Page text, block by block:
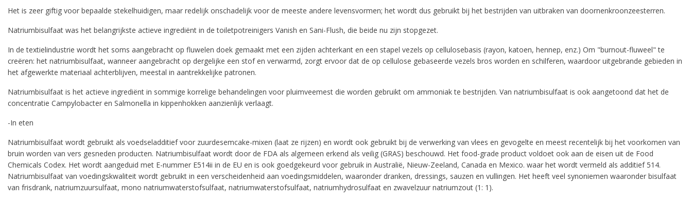
Het is zeer giftig voor bepaalde stekelhuidigen, maar redelijk onschadelijk voor de meeste andere levensvormen; het wordt dus gebruikt bij het bestrijden van uitbraken van doornenkroonzeesterren.
Natriumbisulfaat was het belangrijkste actieve ingrediënt in de toiletpotreinigers Vanish en Sani-Flush, die beide nu zijn stopgezet.
In de textielindustrie wordt het soms aangebracht op fluwelen doek gemaakt met een zijden achterkant en een stapel vezels op cellulosebasis (rayon, katoen, hennep, enz.) Om "burnout-fluweel" te
creëren: het natriumbisulfaat, wanneer aangebracht op dergelijke een stof en verwarmd, zorgt ervoor dat de op cellulose gebaseerde vezels bros worden en schilferen, waardoor uitgebrande gebieden in
het afgewerkte materiaal achterblijven, meestal in aantrekkelijke patronen.
Natriumbisulfaat is het actieve ingrediënt in sommige korrelige behandelingen voor pluimveemest die worden gebruikt om ammoniak te bestrijden. Van natriumbisulfaat is ook aangetoond dat het de
concentratie Campylobacter en Salmonella in kippenhokken aanzienlijk verlaagt.
-In eten
Natriumbisulfaat wordt gebruikt als voedseladditief voor zuurdesemcake-mixen (laat ze rijzen) en wordt ook gebruikt bij de verwerking van vlees en gevogelte en meest recentelijk bij het voorkomen van
bruin worden van vers gesneden producten. Natriumbisulfaat wordt door de FDA als algemeen erkend als veilig (GRAS) beschouwd. Het food-grade product voldoet ook aan de eisen uit de Food
Chemicals Codex. Het wordt aangeduid met E-nummer E514ii in de EU en is ook goedgekeurd voor gebruik in Australië, Nieuw-Zeeland, Canada en Mexico. waar het wordt vermeld als additief 514.
Natriumbisulfaat van voedingskwaliteit wordt gebruikt in een verscheidenheid aan voedingsmiddelen, waaronder dranken, dressings, sauzen en vullingen. Het heeft veel synoniemen waaronder bisulfaat
van frisdrank, natriumzuursulfaat, mono natriumwaterstofsulfaat, natriumwaterstofsulfaat, natriumhydrosulfaat en zwavelzuur natriumzout (1: 1).
10% discount on your next order
Sign up for our newsletter to stay informed about our new
products, and receive a 10% discount on your next purchase for all
chemical products from our own brand 😀
Subscribe